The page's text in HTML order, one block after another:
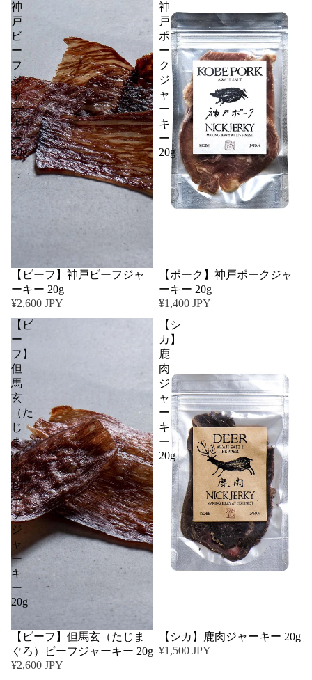
神
戸
ビ
ー
フ
ジ
ャ
ー
キ
ー
20g
【ビーフ】神戸ビーフジャ
ーキー 20g
¥2,600 JPY
神
戸
ポ
ー
ク
ジ
ャ
ー
キ
ー
20g
【ポーク】神戸ポークジャ
ーキー 20g
¥1,400 JPY
【ビ
ー
フ】
但
馬
玄
（た
じ
ま
ぐ
ろ）
ビ
ー
フ
ジ
ャ
ー
キ
ー
20g
【ビーフ】但馬玄（たじま
ぐろ）ビーフジャーキー 20g
¥2,600 JPY
【シ
カ】
鹿
肉
ジ
ャ
ー
キ
ー
20g
【シカ】鹿肉ジャーキー 20g
¥1,500 JPY